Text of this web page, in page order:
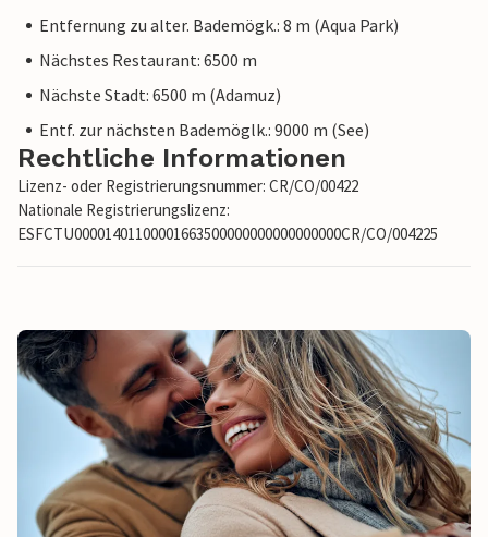
Entfernung zu alter. Bademögk.: 8 m (Aqua Park)
Nächstes Restaurant: 6500 m
Nächste Stadt: 6500 m (Adamuz)
Entf. zur nächsten Bademöglk.: 9000 m (See)
Rechtliche Informationen
Lizenz- oder Registrierungsnummer: CR/CO/00422
Nationale Registrierungslizenz:
ESFCTU00001401100001663500000000000000000CR/CO/004225